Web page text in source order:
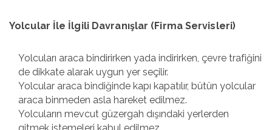
Yolcular İle İlgili Davranışlar (Firma Servisleri)
Yolcuları araca bindirirken yada indirirken, çevre trafiğini
de dikkate alarak uygun yer seçilir.
Yolcular araca bindiğinde kapı kapatılır, bütün yolcular
araca binmeden asla hareket edilmez.
Yolcuların mevcut güzergah dışındaki yerlerden
gitmek istemeleri kabul edilmez.